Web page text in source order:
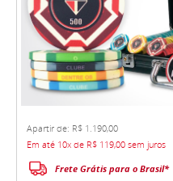
Apartir de: R$ 1.190,00
Em até 10x de R$ 119,00 sem juros
Frete Grátis para o Brasil*